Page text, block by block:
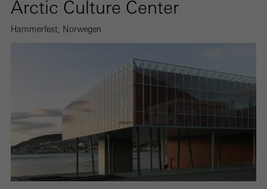
Arctic Culture Center
Hammerfest, Norwegen